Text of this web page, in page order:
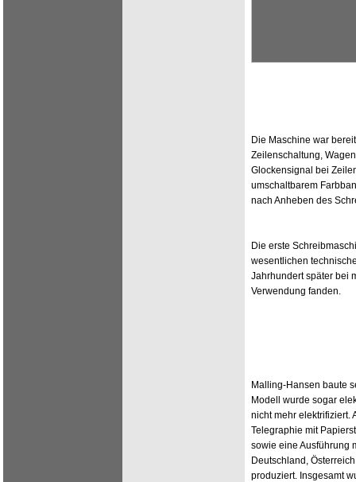
Die Maschine war
Zeilenschaltung,
Glockensignal bei
umschaltbarem
nach Anheben des
Die erste
wesentlichen
Jahrhundert später bei
Verwendung fanden.
Malling-Hansen baute
Modell wurde sogar
nicht mehr elektrifiziert.
Telegraphie mit
sowie eine Ausführung
Deutschland,
produziert. Insgesamt